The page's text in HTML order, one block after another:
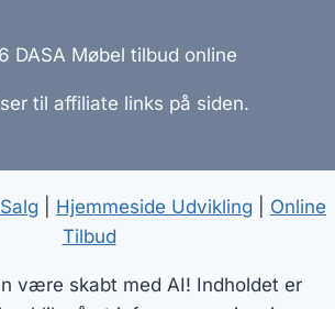
DASA Møbel tilbud online
til affiliate links på siden.
Hjemmeside Udvikling
Online
Tilbud
være skabt med AI! Indholdet er